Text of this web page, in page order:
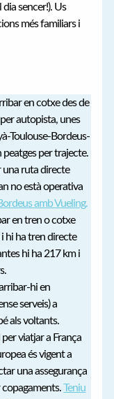
sencer!). Us
més familiars i
en cotxe des de
autopista, unes
Toulouse-Bordeus-
peatges per trajecte.
ruta directe
no està operativa
amb Vueling.
en tren o cotxe
hi ha tren directe
hi ha 217 km i
hi en
serveis) a
als voltants.
viatjar a França
és vigent a
una assegurança
Teniu